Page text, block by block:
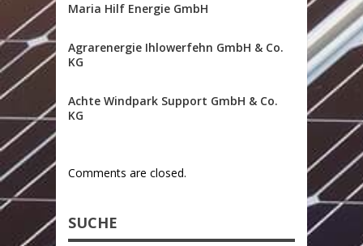
Maria Hilf Energie GmbH
Agrarenergie Ihlowerfehn GmbH & Co.
KG
Achte Windpark Support GmbH & Co.
KG
Comments are closed.
SUCHE